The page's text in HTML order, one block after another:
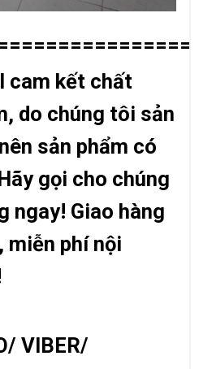
cam kết chất
do chúng tôi sản
sản phẩm có
gọi cho chúng
ngay! Giao hàng
miễn phí nội
VIBER/